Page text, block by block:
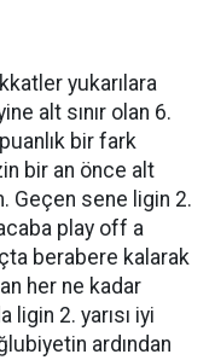
yukarılara
alt sınır olan 6.
bir fark
bir an önce alt
Geçen sene ligin 2.
play off a
berabere kalarak
her ne kadar
2. yarısı iyi
ardından